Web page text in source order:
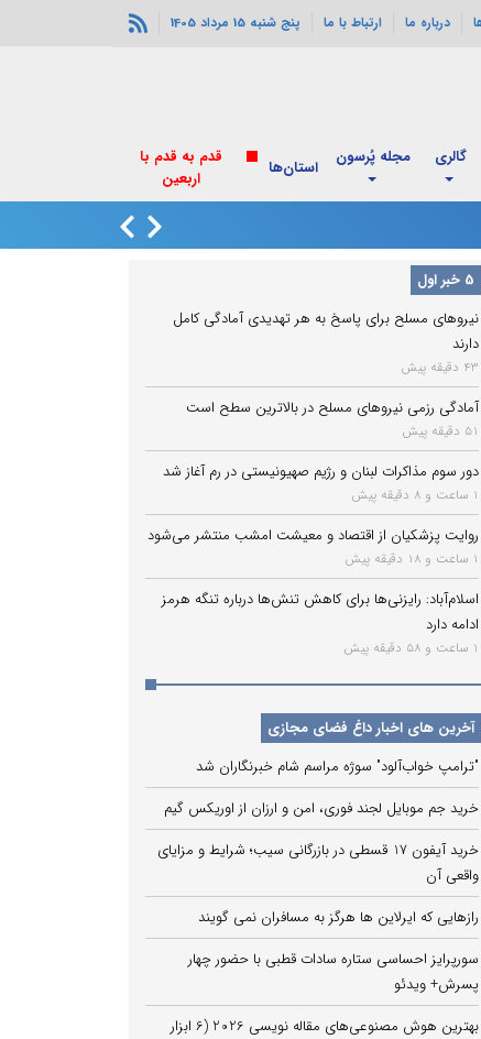
درباره ما ارتباط با ما پنج شنبه 15 مرداد 1405
گالری مجله پُرسون استان‌ها
قدم به قدم با
اربعین
5 خبر اول
نیروهای مسلح برای پاسخ به هر تهدیدی آمادگی کامل
دارند
43 دقیقه پیش
آمادگی رزمی نیروهای مسلح در بالاترین سطح است
51 دقیقه پیش
دور سوم مذاکرات لبنان و رژیم صهیونیستی در رم آغاز شد
1 ساعت و 8 دقیقه پیش
روایت پزشکیان از اقتصاد و معیشت امشب منتشر می‌شود
1 ساعت و 18 دقیقه پیش
اسلام‌آباد: رایزنی‌ها برای کاهش تنش‌ها درباره تنگه هرمز
ادامه دارد
1 ساعت و 58 دقیقه پیش
آخرین های اخبار داغ فضای مجازی
"ترامپ خواب‌آلود" سوژه مراسم شام خبرنگاران شد
خرید جم موبایل لجند فوری، امن و ارزان از اوریکس گیم
خرید آیفون 17 قسطی در بازرگانی سیب؛ شرایط و مزایای
واقعی آن
رازهایی که ایرلاین ‌ها هرگز به مسافران نمی‌ گویند
سورپرایز احساسی ستاره سادات قطبی با حضور چهار
پسرش+ ویدئو
بهترین هوش مصنوعی‌های مقاله نویسی 2026 (6 ابزار